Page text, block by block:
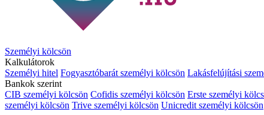
Személyi kölcsön
Kalkulátorok
Személyi hitel Fogyasztóbarát személyi kölcsön Lakásfelújítási
Bankok szerint
CIB személyi kölcsön Cofidis személyi kölcsön Erste személyi
személyi kölcsön Trive személyi kölcsön Unicredit személyi kölcsön